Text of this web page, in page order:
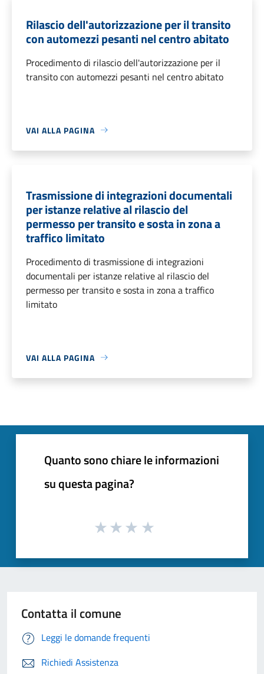
Rilascio dell'autorizzazione per il transito
con automezzi pesanti nel centro abitato
Procedimento di rilascio dell'autorizzazione per il
transito con automezzi pesanti nel centro abitato
VAI ALLA PAGINA
Trasmissione di integrazioni documentali
per istanze relative al rilascio del
permesso per transito e sosta in zona a
traffico limitato
Procedimento di trasmissione di integrazioni
documentali per istanze relative al rilascio del
permesso per transito e sosta in zona a traffico
limitato
VAI ALLA PAGINA
Quanto sono chiare le informazioni
su questa pagina?
Contatta il comune
Leggi le domande frequenti
Richiedi Assistenza